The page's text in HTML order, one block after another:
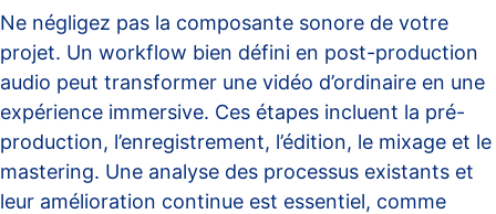
Ne négligez pas la composante sonore de votre
projet. Un workflow bien défini en post-production
audio peut transformer une vidéo d’ordinaire en une
expérience immersive. Ces étapes incluent la pré-
production, l’enregistrement, l’édition, le mixage et le
mastering. Une analyse des processus existants et
leur amélioration continue est essentiel, comme